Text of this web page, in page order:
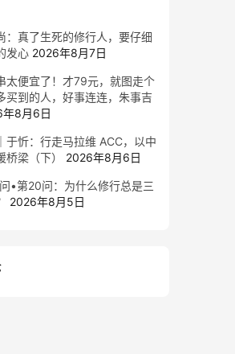
：真了生死的修行人，要仔细
发心 2026年8月7日
太便宜了！才79元，就图走个
买到的人，好事连连，朱事吉
8月6日
于忻：行走马拉维 ACC，以中
梁（下）
2026年8月6日
•第20问：为什么修行总是三
2026年8月5日